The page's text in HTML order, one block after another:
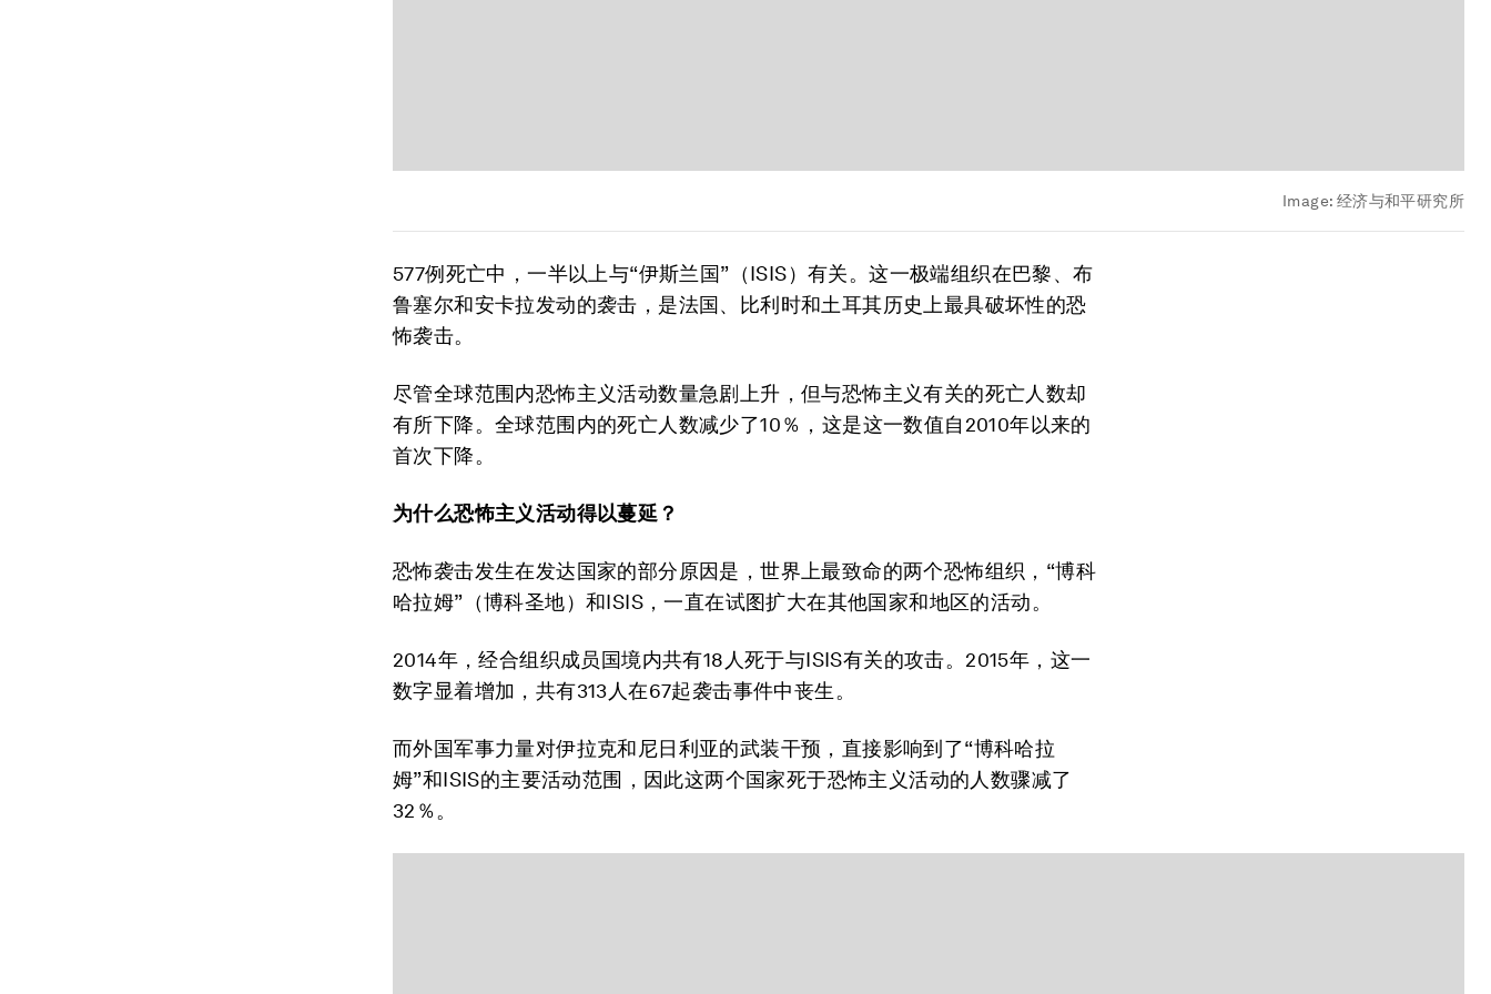
Image: 经济与和平研究所
577例死亡中，一半以上与“伊斯兰国”（ISIS）有关。这一极端组织在巴黎、布
鲁塞尔和安卡拉发动的袭击，是法国、比利时和土耳其历史上最具破坏性的恐
怖袭击。
尽管全球范围内恐怖主义活动数量急剧上升，但与恐怖主义有关的死亡人数却
有所下降。全球范围内的死亡人数减少了10％，这是这一数值自2010年以来的
首次下降。
为什么恐怖主义活动得以蔓延？
恐怖袭击发生在发达国家的部分原因是，世界上最致命的两个恐怖组织，“博科
哈拉姆”（博科圣地）和ISIS，一直在试图扩大在其他国家和地区的活动。
2014年，经合组织成员国境内共有18人死于与ISIS有关的攻击。2015年，这一
数字显着增加，共有313人在67起袭击事件中丧生。
而外国军事力量对伊拉克和尼日利亚的武装干预，直接影响到了“博科哈拉
姆”和ISIS的主要活动范围，因此这两个国家死于恐怖主义活动的人数骤减了
32％。